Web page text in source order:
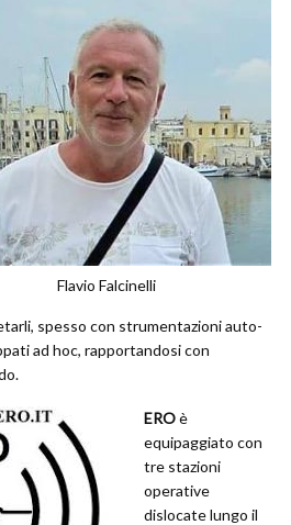
Flavio Falcinelli
spesso con strumentazioni auto-
ad hoc, rapportandosi con
EROè
equipaggiato con
tre stazioni
operative
dislocate lungo il